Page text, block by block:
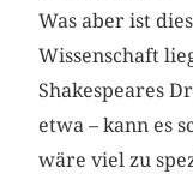
Was aber ist
Wissenschaft
Shakespeares
etwa – kann es
wäre viel zu